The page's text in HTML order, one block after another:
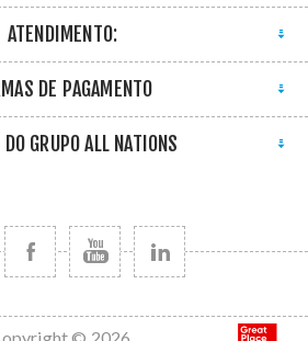
ATENDIMENTO:
DE PAGAMENTO
GRUPO ALL NATIONS